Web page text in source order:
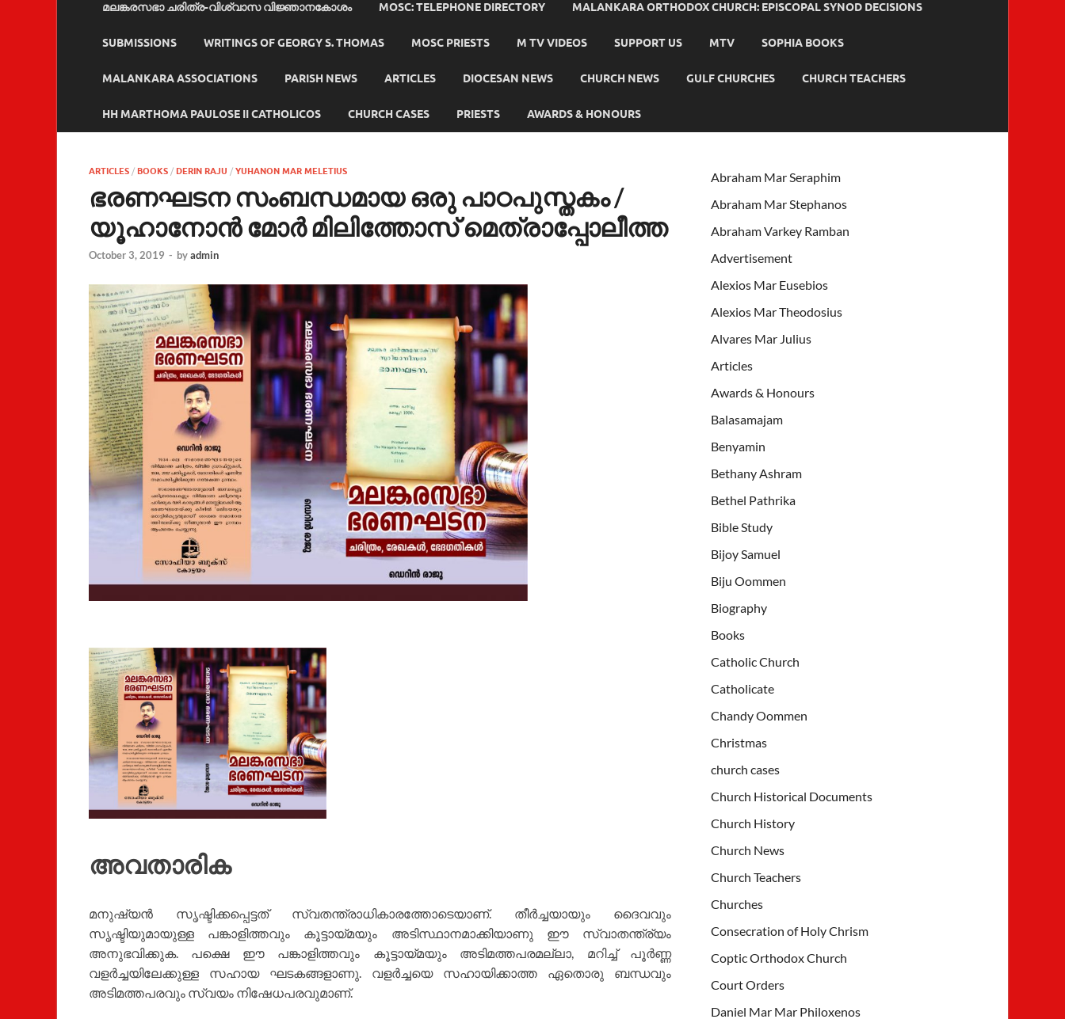
മലങ്കരസഭാ ചരിത്ര-വിശ്വാസ വിജ്ഞാനകോശം MOSC: TELEPHONE DIRECTORY MALANKARA ORTHODOX CHURCH: EPISCOPAL SYNOD DECISIONS
SUBMISSIONS WRITINGS OF GEORGY S. THOMAS MOSC PRIESTS M TV VIDEOS SUPPORT US MTV SOPHIA BOOKS
MALANKARA ASSOCIATIONS PARISH NEWS ARTICLES DIOCESAN NEWS CHURCH NEWS GULF CHURCHES CHURCH TEACHERS
HH MARTHOMA PAULOSE II CATHOLICOS CHURCH CASES PRIESTS AWARDS & HONOURS
ARTICLES / BOOKS / DERIN RAJU / YUHANON MAR MELETIUS
ഭരണഘടന സംബന്ധമായ ഒരു പാഠപുസ്തകം /
യൂഹാനോന്‍ മോര്‍ മിലിത്തോസ് മെത്രാപ്പോലീത്ത
October 3, 2019 - byadmin
അവതാരിക
മനുഷ്യന്‍ സൃഷ്ടിക്കപ്പെട്ടത് സ്വതന്ത്രാധികാരത്തോടെയാണ്. തീര്‍ച്ചയായും ദൈവവും
സൃഷ്ടിയുമായുള്ള പങ്കാളിത്തവും കൂട്ടായ്മയും അടിസ്ഥാനമാക്കിയാണു ഈ സ്വാതന്ത്ര്യം
അനുഭവിക്കുക. പക്ഷെ ഈ പങ്കാളിത്തവും കൂട്ടായ്മയും അടിമത്തപരമല്ലാ, മറിച്ച് പൂര്‍ണ്ണ
വളര്‍ച്ചയിലേക്കുള്ള സഹായ ഘടകങ്ങളാണു. വളര്‍ച്ചയെ സഹായിക്കാത്ത ഏതൊരു ബന്ധവും
അടിമത്തപരവും സ്വയം നിഷേധപരവുമാണ്.
Abraham Mar Seraphim
Abraham Mar Stephanos
Abraham Varkey Ramban
Advertisement
Alexios Mar Eusebios
Alexios Mar Theodosius
Alvares Mar Julius
Articles
Awards & Honours
Balasamajam
Benyamin
Bethany Ashram
Bethel Pathrika
Bible Study
Bijoy Samuel
Biju Oommen
Biography
Books
Catholic Church
Catholicate
Chandy Oommen
Christmas
church cases
Church Historical Documents
Church History
Church News
Church Teachers
Churches
Consecration of Holy Chrism
Coptic Orthodox Church
Court Orders
Daniel Mar Mar Philoxenos